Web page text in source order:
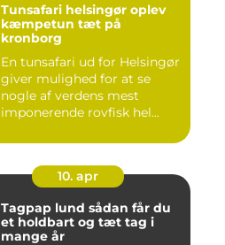
Tunsafari helsingør oplev
kæmpetun tæt på
kronborg
En tunsafari ud for Helsingør
giver mulighed for at se
nogle af verdens mest
imponerende rovfisk hel...
10. apr
Tagpap lund sådan får du
et holdbart og tæt tag i
mange år